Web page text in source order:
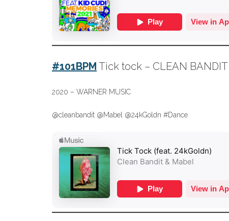
#101BPM Tick tock – CLEAN
2020 – WARNER MUSIC
@cleanbandit @Mabel @24kGoldn #Dance